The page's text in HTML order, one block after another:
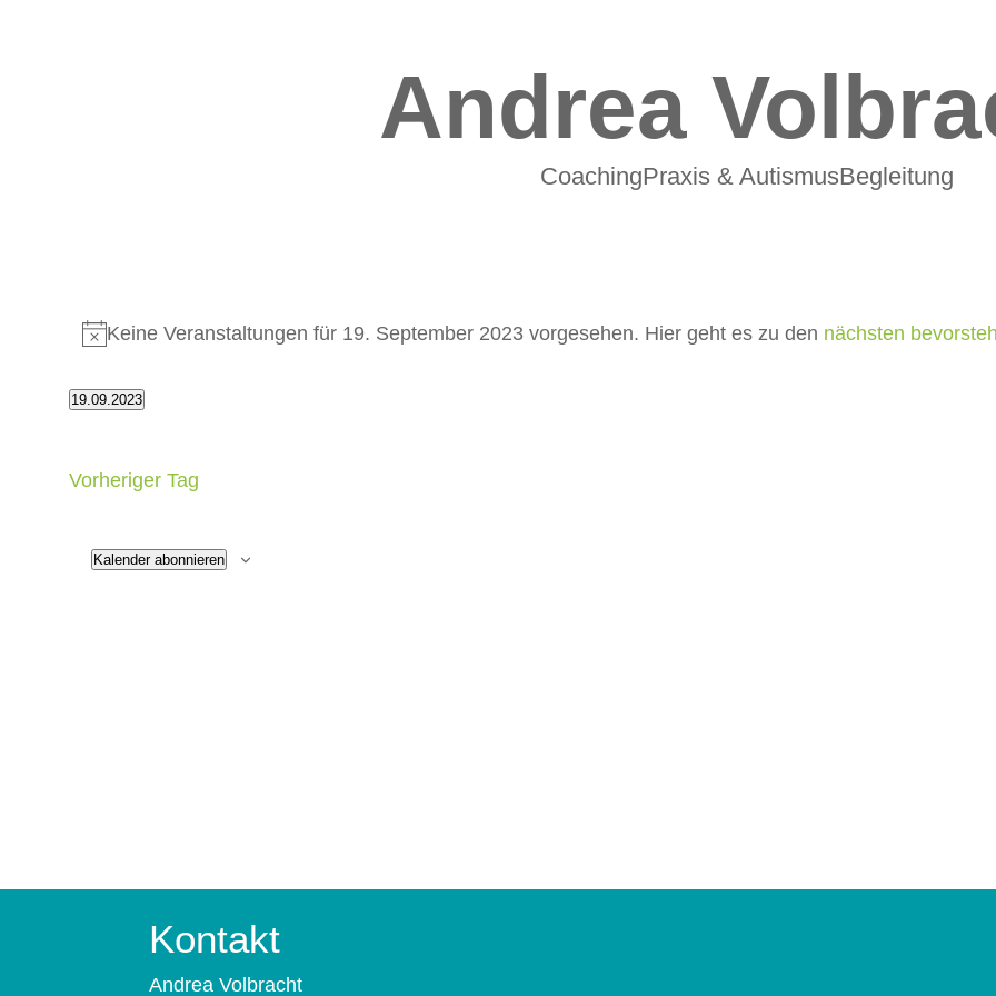
Andrea
CoachingPraxis & AutismusBegleitung
Veranstaltungen
for
19.
September
2023
Hinweis
Keine Veranstaltungen für 19. September 2023 vorgesehen. Hier geht es zu den nächsten
19.09.2023
Vorheriger Tag
Kalender abonnieren
Kontakt
Andrea Volbracht